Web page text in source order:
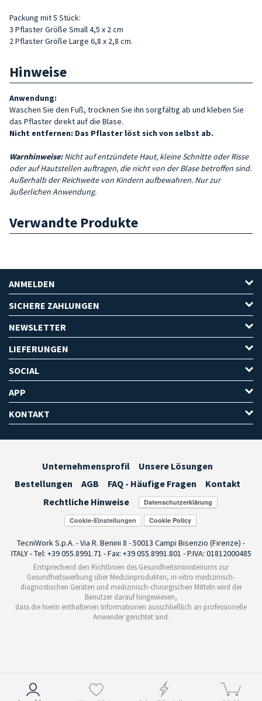
Packung mit 5 Stück:
3 Pflaster Größe Small 4,5 x 2 cm
2 Pflaster Größe Large 6,8 x 2,8 cm.
Hinweise
Anwendung:
Waschen Sie den Fuß, trocknen Sie ihn sorgfältig ab und kleben Sie
das Pflaster direkt auf die Blase.
Nicht entfernen: Das Pflaster löst sich von selbst ab.
Warnhinweise: Nicht auf entzündete Haut, kleine Schnitte oder Risse
oder auf Hautstellen auftragen, die nicht von der Blase betroffen sind.
Außerhalb der Reichweite von Kindern aufbewahren. Nur zur
äußerlichen Anwendung.
Verwandte Produkte
ANMELDEN
SICHERE ZAHLUNGEN
NEWSLETTER
LIEFERUNGEN
SOCIAL
APP
KONTAKT
Unternehmensprofil
Unsere Lösungen
Bestellungen
AGB FAQ - Häufige Fragen
Kontakt
Rechtliche Hinweise
Cookie-Einstellungen
TecniWork S.p.A. - Via R. Benini 8 - 50013 Campi Bisenzio (Firenze) -
ITALY - Tel: +39 055.8991.71 - Fax: +39 055.8991.801 - P.IVA: 01812000485
Entsprechend den Richtlinien des Gesundheitsministeriums zur
Gesundheitswerbung über Medizinprodukten, in-vitro medizinisch-
diagnostischen Geräten und medizinisch-chirurgischen Mitteln wird der
Benutzer darauf hingewiesen,
dass die hierin enthaltenen Informationen ausschließlich an professionelle
Anwender gerichtet sind.